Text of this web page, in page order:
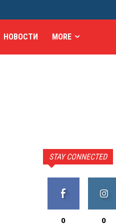
НОВОСТИ MORE
STAY CONNECTED
0 0